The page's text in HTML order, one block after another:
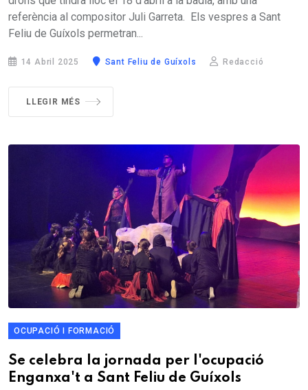
referència al compositor Juli Garreta. Els vespres a Sant
Feliu de Guíxols permetran...
14 Abril 2025 Sant Feliu de Guíxols Redacció
LLEGIR MÉS
OCUPACIÓ I FORMACIÓ
Se celebra la jornada per l'ocupació
Enganxa't a Sant Feliu de Guíxols